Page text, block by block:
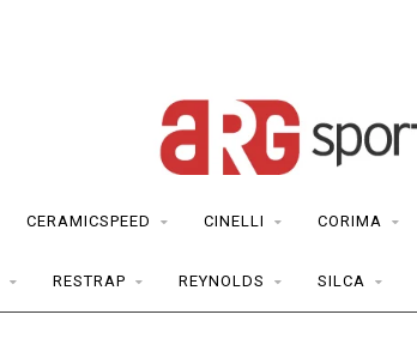
CERAMICSPEED CINELLI CORIMA
RESTRAP REYNOLDS SILCA